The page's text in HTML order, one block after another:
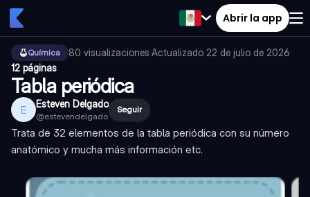
Abrir la app
Química 80 visualizaciones·Actualizado 22 de julio de 2026·
12 páginas
Tabla periódica
E Esteven Delgado
@estevendelgado
Seguir
Trata de 32 elementos de la tabla periódica con su número
anatómico y mucha más información etc.